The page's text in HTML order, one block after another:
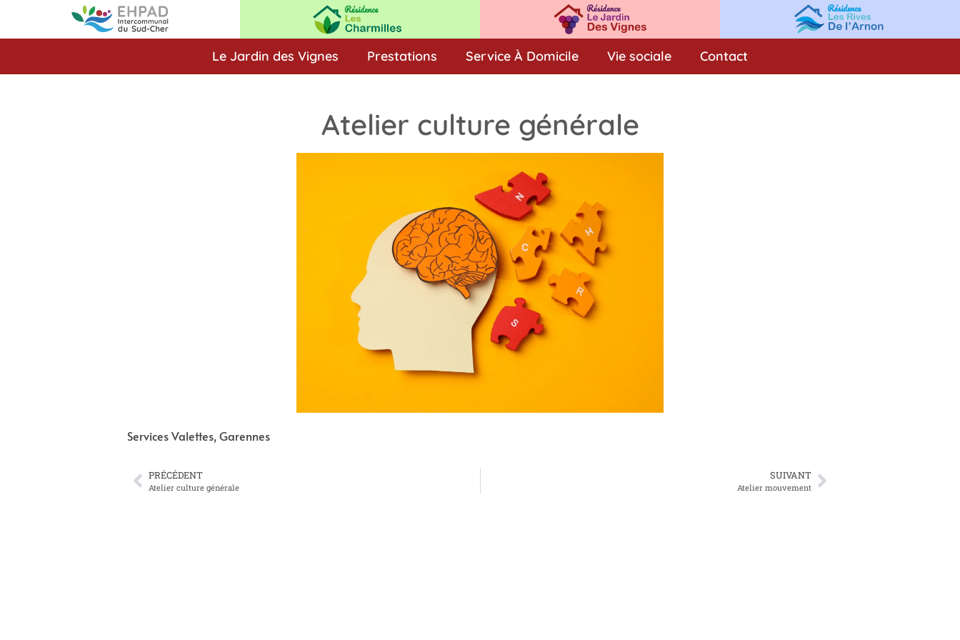
Le Jardin des Vignes Prestations Service À Domicile Vie sociale Contact
Atelier culture générale
Services Valettes, Garennes
PRÉCÉDENT
Atelier culture générale
SUIVANT
Atelier mouvement